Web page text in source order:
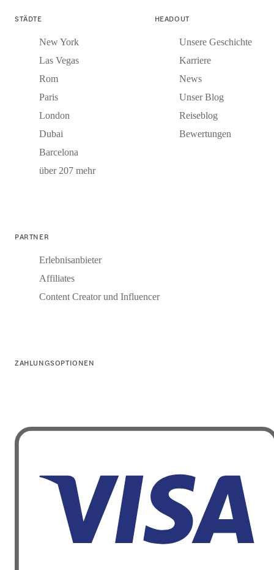
STÄDTE
New York
Las Vegas
Rom
Paris
London
Dubai
Barcelona
über 207 mehr
HEADOUT
Unsere Geschichte
Karriere
News
Unser Blog
Reiseblog
Bewertungen
PARTNER
Erlebnisanbieter
Affiliates
Content Creator und Influencer
ZAHLUNGSOPTIONEN